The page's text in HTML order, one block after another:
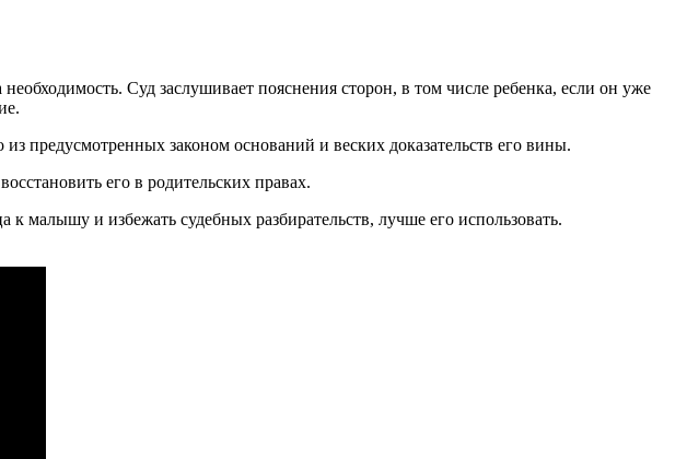
Суд заслушивает пояснения сторон, в том числе ребенка, если он уже
из предусмотренных законом оснований и веских доказательств его вины.
его в родительских правах.
малышу и избежать судебных разбирательств, лучше его использовать.